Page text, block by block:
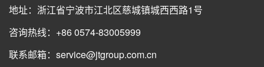
地址：浙江省宁波市江北区慈城镇城西西路1号
咨询热线：+86 0574-83005999
联系邮箱：service@jtgroup.com.cn